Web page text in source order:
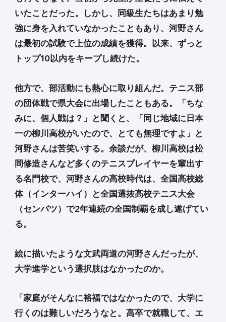
いたことだった。しかし、同級生たちはあまり勉
強に身を入れていなかったこともあり、河野さん
は最初の試験で上位の成績を獲得。以来、ずっと
トップ10以内をキープし続けた。
他方で、部活動にも熱心に取り組んだ。テニス部
の団体戦で県大会に出場したこともある。「ちな
みに、個人戦は？」と聞くと、「同じ地域に日本
一の柳川高校がいたので、とても無理ですよ」と
河野さんは苦笑いする。余談だが、柳川高校は松
岡修造さんなど多くのテニスプレイヤーを輩出す
る名門校で、河野さんの高校時代は、全国高校総
体（インターハイ）と全国選抜高校テニス大会
（センバツ）で2年連続の全国制覇を成し遂げてい
る。
絵に描いたような文武両道の河野さんだったが、
大学進学という選択肢はなかったのか。
「家庭がそんなに裕福ではなかったので、大学に
行くのは難しいだろうなと。高卒で就職して、エ